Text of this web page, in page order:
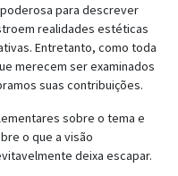
para descrever
realidades estéticas
Entretanto, como toda
merecem ser examinados
suas contribuições.
sobre o tema e
o que a visão
deixa escapar.